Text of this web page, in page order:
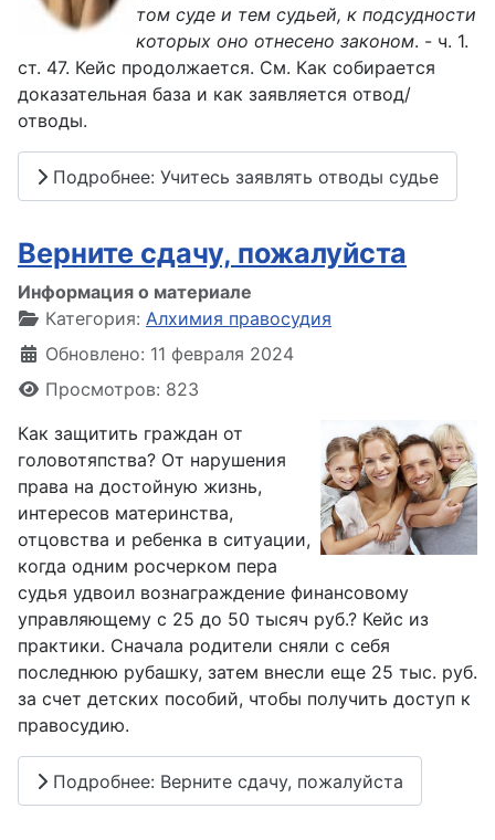
том суде и тем судьей, к подсудности
которых оно отнесено законом. - ч. 1.
ст. 47. Кейс продолжается. См. Как собирается
доказательная база и как заявляется отвод/
отводы.
Подробнее: Учитесь заявлять отводы судье
Верните сдачу, пожалуйста
Информация о материале
Категория: Алхимия правосудия
Обновлено: 11 февраля 2024
Просмотров: 823
Как защитить граждан от
головотяпства? От нарушения
права на достойную жизнь,
интересов материнства,
отцовства и ребенка в ситуации,
когда одним росчерком пера
судья удвоил вознаграждение финансовому
управляющему с 25 до 50 тысяч руб.? Кейс из
практики. Сначала родители сняли с себя
последнюю рубашку, затем внесли еще 25 тыс. руб.
за счет детских пособий, чтобы получить доступ к
правосудию.
Подробнее: Верните сдачу, пожалуйста